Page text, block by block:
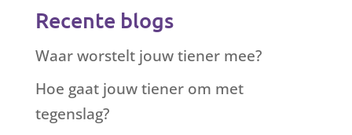
Recente blogs
Waar worstelt jouw tiener mee?
Hoe gaat jouw tiener om met
tegenslag?